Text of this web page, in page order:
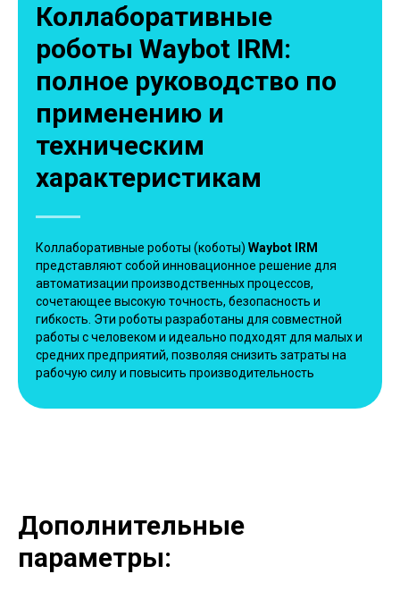
Коллаборативные
роботы Waybot IRM:
полное руководство по
применению и
техническим
характеристикам
Коллаборативные роботы (коботы) Waybot IRM
представляют собой инновационное решение для
автоматизации производственных процессов,
сочетающее высокую точность, безопасность и
гибкость. Эти роботы разработаны для совместной
работы с человеком и идеально подходят для малых и
средних предприятий, позволяя снизить затраты на
рабочую силу и повысить производительность
Дополнительные
параметры: